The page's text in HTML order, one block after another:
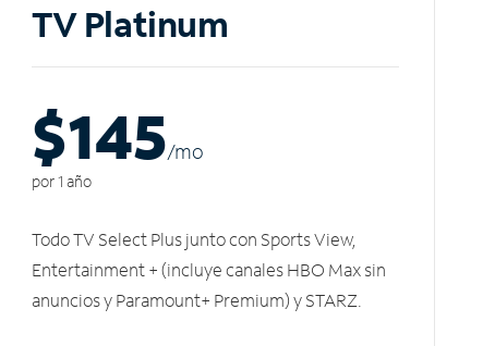
TV Platinum
$145/mo
por 1 año
Todo TV Select Plus junto con Sports View,
Entertainment + (incluye canales HBO Max sin
anuncios y Paramount+ Premium) y STARZ.